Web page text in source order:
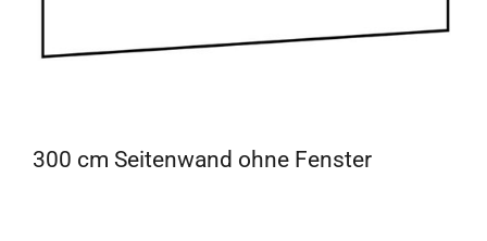
300 cm Seitenwand ohne Fenster